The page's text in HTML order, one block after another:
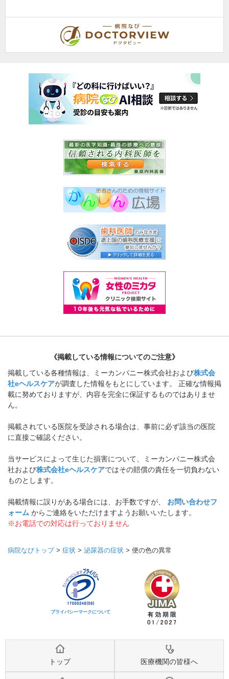
《掲載している情報についてのご注意》
掲載している各種情報は、ミーカンパニー株式会社および株式会
社eヘルスケアが調査した情報をもとにしています。 正確な情報掲
載に努めておりますが、内容を完全に保証するものではありませ
ん。
掲載されている医院を受診される場合は、事前に必ず該当の医院
に直接ご確認ください。
当サービスによって生じた損害について、ミーカンパニー株式会
社および株式会社eヘルスケアではその賠償の責任を一切負わない
ものとします。
掲載情報に誤りがある場合には、お手数ですが、 お問い合わせフ
ォーム からご連絡をいただけますようお願いいたします。
※お電話での対応は行っておりません
病院なびトップ> 症状 > 泌尿器の症状 > 便の色の異常
プライバシーマークについて
トップ 医療機関の皆様へ